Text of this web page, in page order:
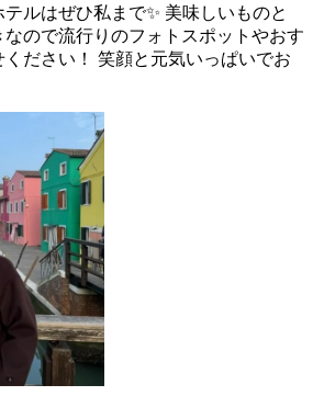
ルはぜひ私まで✨ 美味しいものと
ので流行りのフォトスポットやおす
ださい！ 笑顔と元気いっぱいでお